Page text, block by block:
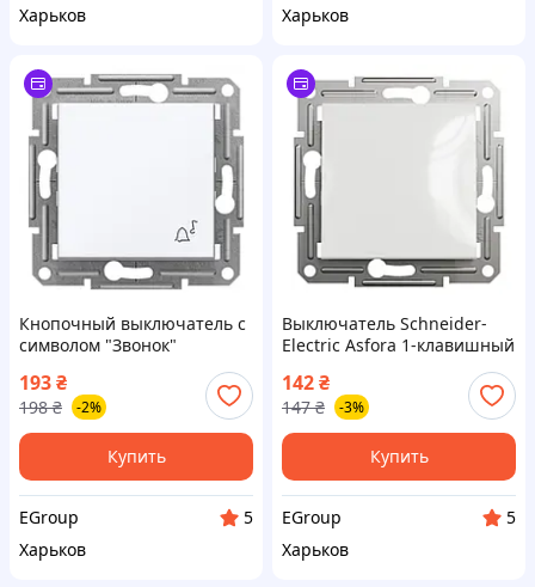
Харьков
Харьков
Кнопочный выключатель с
символом "Звонок"
рамки, белый Asfora
193₴
198 ₴ -2%
Купить
EGroup
5
Харьков
Выключатель Schneider-
Electric Asfora 1-клавишный
142₴
147 ₴ -3%
Купить
EGroup
5
Харьков